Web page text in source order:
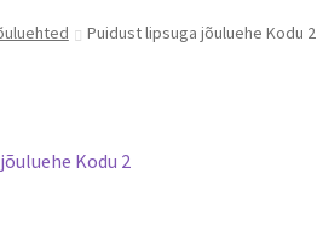
Puidust lipsuga jõuluehe Kodu 2